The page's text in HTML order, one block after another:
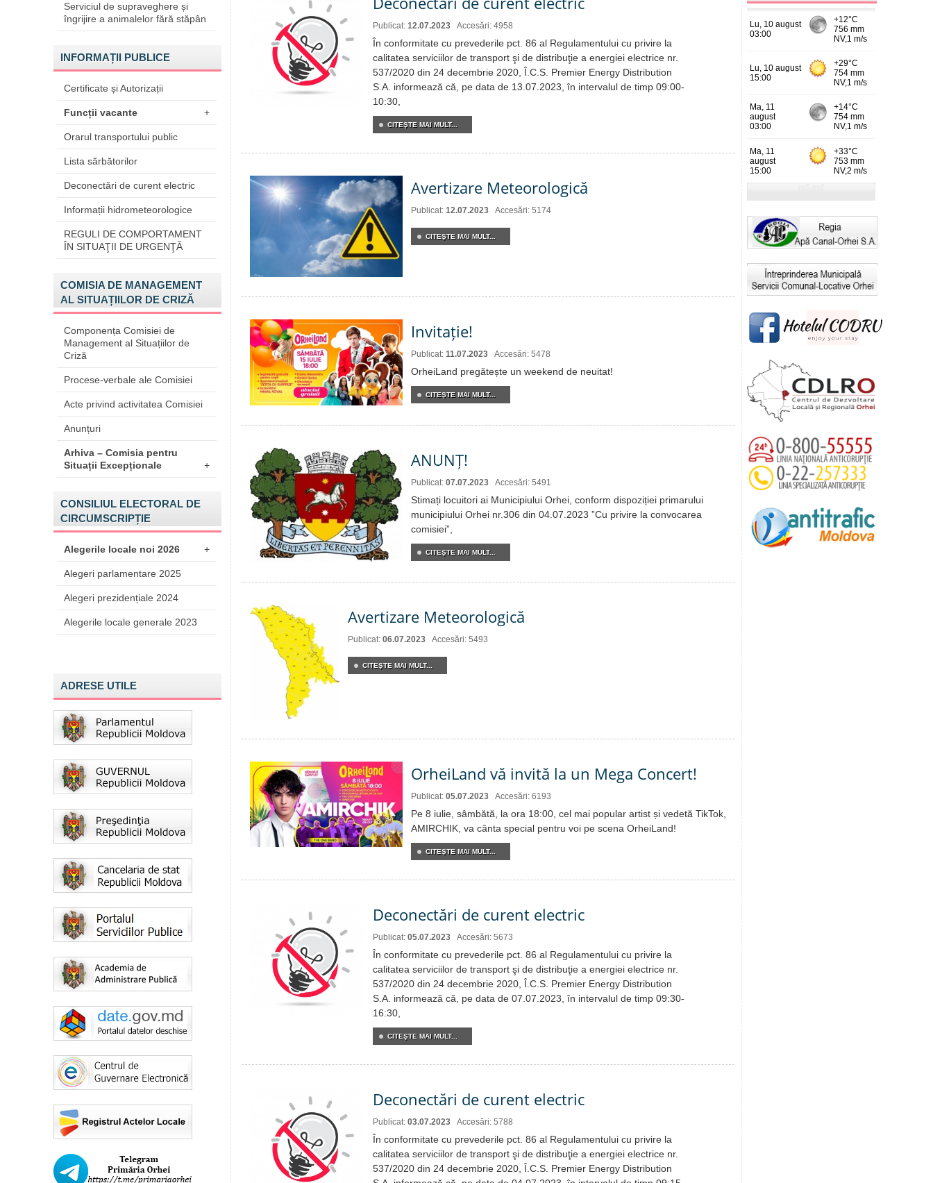
Serviciul de supraveghere și
îngrijire a animalelor fără stăpân
INFORMAȚII PUBLICE
Certificate și Autorizații
Funcții vacante +
Orarul transportului public
Lista sărbătorilor
Deconectări de curent electric
Informații hidrometeorologice
REGULI DE COMPORTAMENT
ÎN SITUAŢII DE URGENŢĂ
COMISIA DE MANAGEMENT
AL SITUAȚIILOR DE CRIZĂ
Componența Comisiei de
Management al Situațiilor de
Criză
Procese-verbale ale Comisiei
Acte privind activitatea Comisiei
Anunțuri
Arhiva – Comisia pentru
Situații Excepționale
+
CONSILIUL ELECTORAL DE
CIRCUMSCRIPȚIE
Alegerile locale noi 2026 +
Alegeri parlamentare 2025
Alegeri prezidențiale 2024
Alegerile locale generale 2023
ADRESE UTILE
Publicat: 12.07.2023 Accesări: 4958
În conformitate cu prevederile pct. 86 al Regulamentului cu privire la
calitatea serviciilor de transport şi de distribuţie a energiei electrice nr.
537/2020 din 24 decembrie 2020, Î.C.S. Premier Energy Distribution
S.A. informează că, pe data de 13.07.2023, în intervalul de timp 09:00-
10:30,
CITEŞTE MAI MULT...
Avertizare Meteorologică
Publicat: 12.07.2023 Accesări: 5174
CITEŞTE MAI MULT...
Invitație!
Publicat: 11.07.2023 Accesări: 5478
OrheiLand pregătește un weekend de neuitat!
CITEŞTE MAI MULT...
ANUNȚ!
Publicat: 07.07.2023 Accesări: 5491
Stimați locuitori ai Municipiului Orhei, conform dispoziției primarului
municipiului Orhei nr.306 din 04.07.2023 ”Cu privire la convocarea
comisiei”,
CITEŞTE MAI MULT...
Avertizare Meteorologică
Publicat:06.07.2023 Accesări: 5493
CITEŞTE MAI MULT...
OrheiLand vă invită la un Mega Concert!
Publicat: 05.07.2023 Accesări: 6193
Pe 8 iulie, sâmbătă, la ora 18:00, cel mai popular artist și vedetă TikTok,
AMIRCHIK, va cânta special pentru voi pe scena OrheiLand!
CITEŞTE MAI MULT...
Deconectări de curent electric
Publicat: 05.07.2023 Accesări: 5673
În conformitate cu prevederile pct. 86 al Regulamentului cu privire la
calitatea serviciilor de transport şi de distribuţie a energiei electrice nr.
537/2020 din 24 decembrie 2020, Î.C.S. Premier Energy Distribution
S.A. informează că, pe data de 07.07.2023, în intervalul de timp 09:30-
16:30,
CITEŞTE MAI MULT...
Deconectări de curent electric
Publicat: 03.07.2023 Accesări: 5788
În conformitate cu prevederile pct. 86 al Regulamentului cu privire la
calitatea serviciilor de transport şi de distribuţie a energiei electrice nr.
537/2020 din 24 decembrie 2020, Î.C.S. Premier Energy Distribution